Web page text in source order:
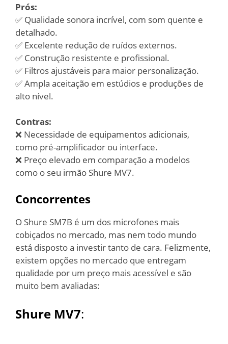
Prós:
✅ Qualidade sonora incrível, com som quente e
detalhado.
✅ Excelente redução de ruídos externos.
✅ Construção resistente e profissional.
✅ Filtros ajustáveis para maior personalização.
✅ Ampla aceitação em estúdios e produções de
alto nível.
Contras:
❌ Necessidade de equipamentos adicionais,
como pré-amplificador ou interface.
❌ Preço elevado em comparação a modelos
como o seu irmão Shure MV7.
Concorrentes
O Shure SM7B é um dos microfones mais
cobiçados no mercado, mas nem todo mundo
está disposto a investir tanto de cara. Felizmente,
existem opções no mercado que entregam
qualidade por um preço mais acessível e são
muito bem avaliadas:
Shure MV7: